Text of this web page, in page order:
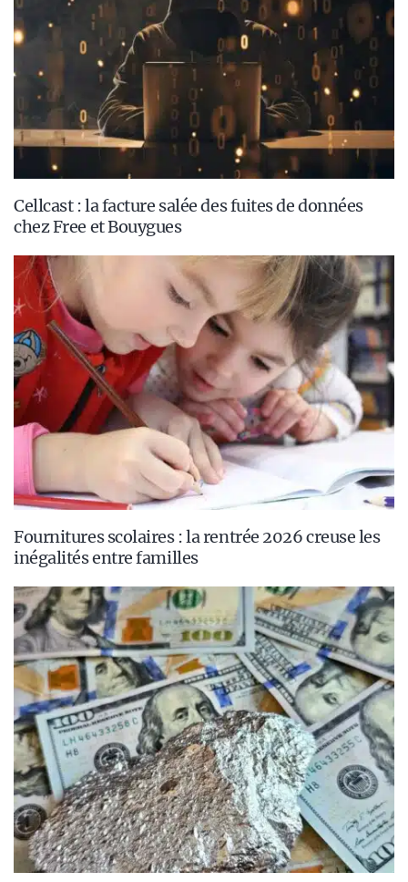
Cellcast : la facture salée des fuites de données
chez Free et Bouygues
Fournitures scolaires : la rentrée 2026 creuse les
inégalités entre familles